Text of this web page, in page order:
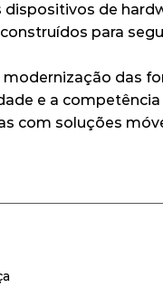
de
para
modernização das
e a
com soluções